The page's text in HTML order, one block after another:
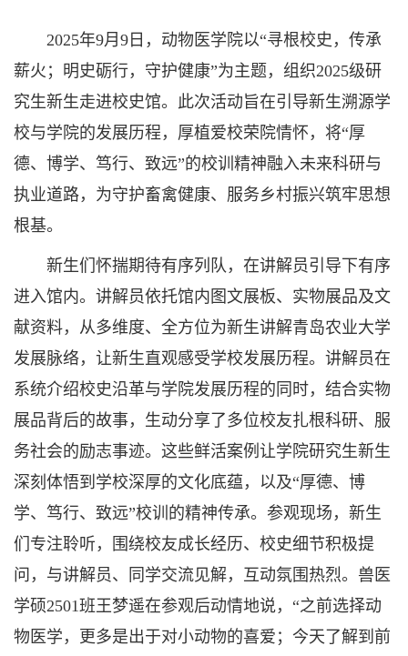
2025年9月9日，动物医学院以“寻根校史，传承
薪火；明史砺行，守护健康”为主题，组织2025级研
究生新生走进校史馆。此次活动旨在引导新生溯源学
校与学院的发展历程，厚植爱校荣院情怀，将“厚
德、博学、笃行、致远”的校训精神融入未来科研与
执业道路，为守护畜禽健康、服务乡村振兴筑牢思想
根基。
新生们怀揣期待有序列队，在讲解员引导下有序
进入馆内。讲解员依托馆内图文展板、实物展品及文
献资料，从多维度、全方位为新生讲解青岛农业大学
发展脉络，让新生直观感受学校发展历程。讲解员在
系统介绍校史沿革与学院发展历程的同时，结合实物
展品背后的故事，生动分享了多位校友扎根科研、服
务社会的励志事迹。这些鲜活案例让学院研究生新生
深刻体悟到学校深厚的文化底蕴，以及“厚德、博
学、笃行、致远”校训的精神传承。参观现场，新生
们专注聆听，围绕校友成长经历、校史细节积极提
问，与讲解员、同学交流见解，互动氛围热烈。兽医
学硕2501班王梦遥在参观后动情地说，“之前选择动
物医学，更多是出于对小动物的喜爱；今天了解到前